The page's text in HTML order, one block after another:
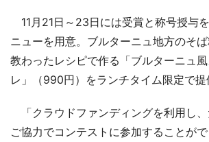
11月21日～23日には受賞と称号授与
ニューを用意。ブルターニュ地方のそ
教わったレシピで作る「ブルターニュ
レ」（990円）をランチタイム限定で提
「クラウドファンディングを利用し
ご協力でコンテストに参加することがで